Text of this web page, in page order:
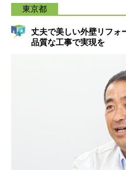
東京都
丈夫で美しい外壁リフォ
品質な工事で実現を